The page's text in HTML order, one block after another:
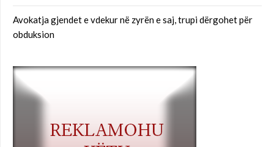
Avokatja gjendet e vdekur në zyrën e saj, trupi dërgohet për
obduksion